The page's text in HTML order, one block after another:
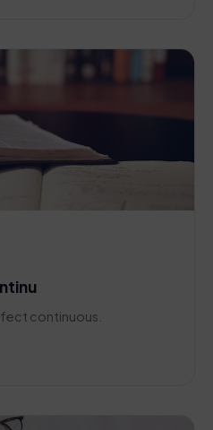
continuous.